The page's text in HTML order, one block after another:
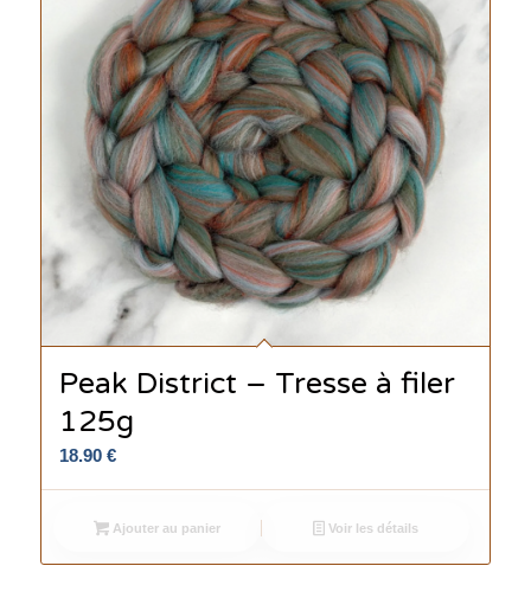
Peak District – Tresse à filer
125g
18.90 €
Ajouter au panier Voir les détails